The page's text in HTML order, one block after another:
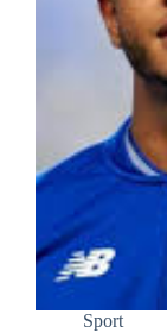
Sport